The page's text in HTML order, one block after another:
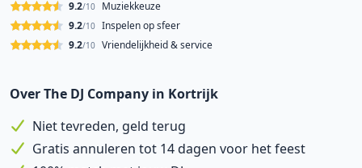
Muziekkeuze
9.2/10
Inspelen op sfeer
9.2/10
Vriendelijkheid & service
9.2/10
Over The DJ Company in Kortrijk
Niet tevreden, geld terug
Gratis annuleren tot 14 dagen voor het feest